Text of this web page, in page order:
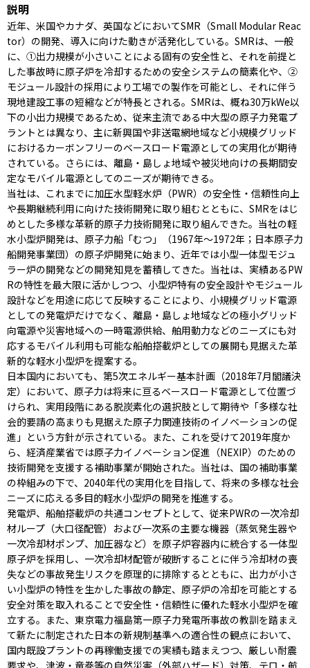
説明
近年、米国やカナダ、英国などにおいてSMR（Small Modular Reac
tor）の開発、導入に向けた動きが活発化している。SMRは、一般
に、①出力規模が小さいことによる固有の安全性と、それを前提と
した事故時に原子炉を冷却するための安全システムの簡素化や、②
モジュール設計の採用により工場での製作を可能とし、それに伴う
現地建設工事の短縮などが特長とされる。SMRは、概ね30万kWe以
下の小出力規模であるため、従来主流である中大型の原子力発電プ
ラントとは異なり、主に新興国や非送電網地域など小規模グリッド
におけるカーボンフリーのベースロード電源としての実用化が期待
されている。さらには、離島・島しょ地域や被災地向けの長期間安
定なモバイル電源としてのニーズが期待できる。
当社は、これまでに加圧水型軽水炉（PWR）の安全性・信頼性向上
や長期継続利用に向けた技術開発に取り組むとともに、SMRをはじ
めとした多様な革新的原子力技術開発に取り組んできた。当社の軽
水小型炉開発は、原子力船「むつ」（1967年～1972年；日本原子力
船開発事業団）の原子炉開発に始まり、近年では小型一体型モジュ
ラー炉の開発などの開発知見を蓄積してきた。当社は、実績あるPW
Rの特性を最大限に活かしつつ、小型炉特有の安全設計やモジュール
設計などを用途に応じて反映することにより、小規模グリッド電源
としての発電炉だけでなく、離島・島しょ地域などの極小グリッド
向電源や災害地域への一時電源供給、舶用動力などのニーズにも対
応するモバイル利用も可能な船舶搭載炉としての展開も見据えた革
新的な軽水小型炉を提案する。
日本国内においても、第5次エネルギー基本計画（2018年7月閣議決
定）において、原子力は将来に亘るベースロード電源として位置づ
けられ、実用段階にある脱炭素化の選択肢として期待や「多様な社
会的要請の高まりも見据えた原子力関連技術のイノベーションの促
進」という方針が示されている。また、これを受けて2019年度か
ら、経済産業省では原子力イノベーション促進（NEXIP）のための
技術開発を支援する補助事業が開始された。当社は、国の補助事業
の枠組みの下で、2040年代の実用化を目指して、将来の多様な社会
ニーズに応える多目的軽水小型炉の開発を推進する。
発電炉、船舶搭載炉の共通コンセプトとして、従来PWRの一次冷却
材ループ（大口径配管）および一次系の主要な機器（蒸気発生器や
一次冷却材ポンプ、加圧器など）を原子炉容器内に統合する一体型
原子炉を採用し、一次冷却材配管が破断することに伴う冷却材の喪
失などの事故発生リスクを原理的に排除するとともに、出力が小さ
い小型炉の特性を生かした事故の静定、原子炉の冷却を可能とする
安全対策を取入れることで安全性・信頼性に優れた軽水小型炉を確
立する。また、東京電力福島第一原子力発電所事故の教訓を踏まえ
て新たに制定された日本の新規制基準への適合性の観点において、
国内既設プラントの再稼働支援での実績も踏まえつつ、厳しい耐震